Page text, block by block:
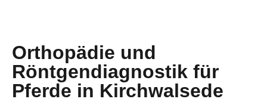
Orthopädie und
Röntgendiagnostik für
Pferde in Kirchwalsede